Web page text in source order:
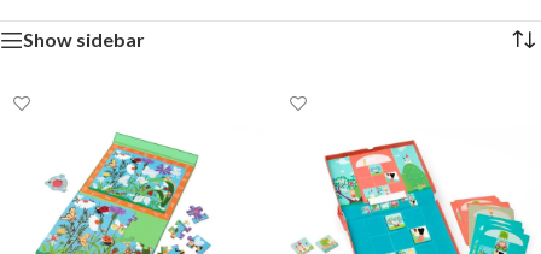
Show sidebar